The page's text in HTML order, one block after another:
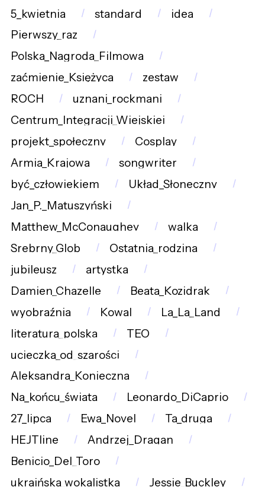
5_kwietnia
standard
idea
Pierwszy_raz
Polska_Nagroda_Filmowa
zaćmienie_Księżyca
zestaw
ROCH
uznani_rockmani
Centrum_Integracji_Wiejskiej
projekt_społeczny
Cosplay
Armia_Krajowa
songwriter
być_człowiekiem
Układ_Słoneczny
Jan_P._Matuszyński
Matthew_McConaughey
walka
Srebrny_Glob
Ostatnia_rodzina
jubileusz
artystka
Damien_Chazelle
Beata_Kozidrak
wyobraźnia
Kowal
La_La_Land
literatura_polska
TEO
ucieczka_od_szarości
Aleksandra_Konieczna
Na_końcu_świata
Leonardo_DiCaprio
27_lipca
Ewa_Novel
Ta_druga
HEJTline
Andrzej_Dragan
Benicio_Del_Toro
ukraińska_wokalistka
Jessie_Buckley